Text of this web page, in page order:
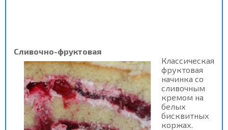
Сливочно-фруктовая
Классическая
фруктовая
начинка со
сливочным
кремом на
белых
бисквитных
коржах.